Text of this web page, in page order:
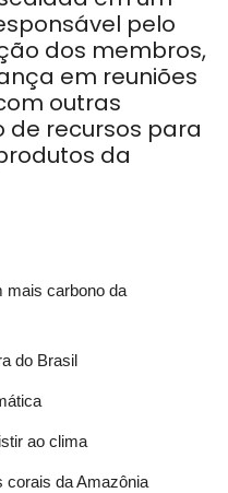
pelo
dos membros,
em reuniões
outras
recursos para
da
mais carbono da
do Brasil
ao clima
corais da Amazônia